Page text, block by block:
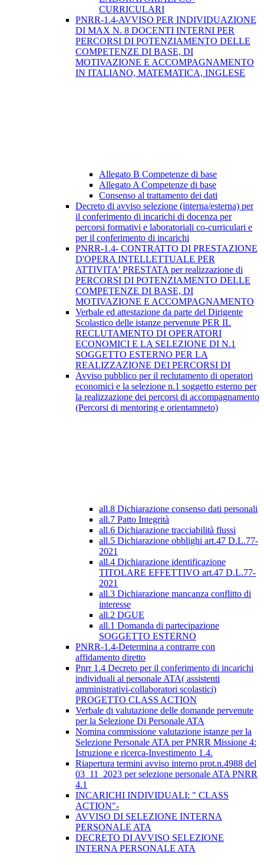
CURRICULARI
PNRR-1.4-AVVISO PER INDIVIDUAZIONE
DI MAX N. 8 DOCENTI INTERNI PER
PERCORSI DI POTENZIAMENTO DELLE
COMPETENZE DI BASE, DI
MOTIVAZIONE E ACCOMPAGNAMENTO
IN ITALIANO, MATEMATICA, INGLESE
Allegato B Competenze di base
Allegato A Competenze di base
Consenso al trattamento dei dati
Decreto di avviso selezione (interna/esterna) per
il conferimento di incarichi di docenza per
percorsi formativi e laboratoriali co-curriculari e
per il conferimento di incarichi
PNRR-1.4- CONTRATTO DI PRESTAZIONE
D'OPERA INTELLETTUALE PER
ATTIVITA' PRESTATA per realizzazione di
PERCORSI DI POTENZIAMENTO DELLE
COMPETENZE DI BASE, DI
MOTIVAZIONE E ACCOMPAGNAMENTO
Verbale ed attestazione da parte del Dirigente
Scolastico delle istanze pervenute PER IL
RECLUTAMENTO DI OPERATORI
ECONOMICI E LA SELEZIONE DI N.1
SOGGETTO ESTERNO PER LA
REALIZZAZIONE DEI PERCORSI DI
Avviso pubblico per il reclutamento di operatori
economici e la selezione n.1 soggetto esterno per
la realizzazione dei percorsi di accompagnamento
(Percorsi di mentoring e orientamneto)
all.8 Dichiarazione consenso dati personali
all.7 Patto Integrità
all.6 Dichiarazione tracciabilità flussi
all.5 Dichiarazione obblighi art.47 D.L.77-
2021
all.4 Dichiarazione identificazione
TITOLARE EFFETTIVO art.47 D.L.77-
2021
all.3 Dichiarazione mancanza conflitto di
interesse
all.2 DGUE
all.1 Domanda di partecipazione
SOGGETTO ESTERNO
PNRR-1.4-Determina a contrarre con
affidamento diretto
Pnrr 1.4 Decreto per il conferimento di incarichi
individuali al personale ATA( assistenti
amministrativi-collaboratori scolastici)
PROGETTO CLASS ACTION
Verbale di valutazione delle domande pervenute
per la Selezione Di Personale ATA
Nomina commissione valutazione istanze per la
Selezione Personale ATA per PNRR Missione 4:
Istruzione e ricerca-Investimento 1.4.
Riapertura termini avviso interno prot.n.4988 del
03_11_2023 per selezione personale ATA PNRR
4.1
INCARICHI INDIVIDUALI: " CLASS
ACTION"-
AVVISO DI SELEZIONE INTERNA
PERSONALE ATA
DECRETO DI AVVISO SELEZIONE
INTERNA PERSONALE ATA